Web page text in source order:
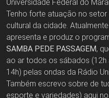
Universidade Federal do
Tenho forte atuação no setor
cultural da cidade. Atualmente
apresenta e produz o
SAMBA PEDE PASSAGEM,
ao ar todos os sábados (12h
14h) pelas ondas da Rádio
Também escrevo sobre de
esporte e variedades) aqui no